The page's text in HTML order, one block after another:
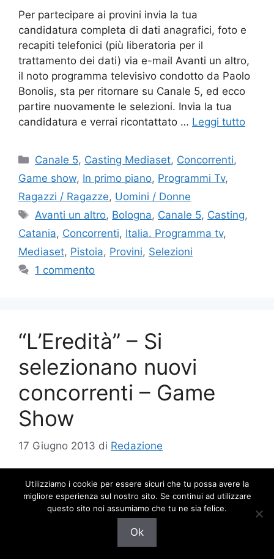
Per partecipare ai provini invia la tua
candidatura completa di dati anagrafici, foto e
recapiti telefonici (più liberatoria per il
trattamento dei dati) via e-mail Avanti un altro,
il noto programma televisivo condotto da Paolo
Bonolis, sta per ritornare su Canale 5, ed ecco
partire nuovamente le selezioni. Invia la tua
candidatura e verrai ricontattato … Leggi tutto
Categorie
Canale 5, Casting Mediaset, Concorrenti,
Game show, In primo piano, Programmi Tv,
Ragazzi / Ragazze, Uomini / Donne
Tag
Avanti un altro, Bologna, Canale 5, Casting,
Catania, Concorrenti, Italia. Programma tv,
Mediaset, Pistoia, Provini, Selezioni
1 commento
“L’Eredità” – Si
selezionano nuovi
concorrenti – Game
Show
17 Giugno 2013 di Redazione
Utilizziamo i cookie per essere sicuri che tu possa avere la
migliore esperienza sul nostro sito. Se continui ad utilizzare
questo sito noi assumiamo che tu ne sia felice.
Ok